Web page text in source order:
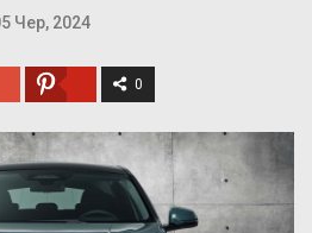
Чер, 2024
0